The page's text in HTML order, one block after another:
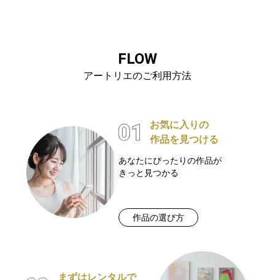
FLOW
アートリエのご利用方法
お気に入りの
作品を見つける
あなたにぴったりの作品が
きっと見つかる
作品の選び方
まずはレンタルで